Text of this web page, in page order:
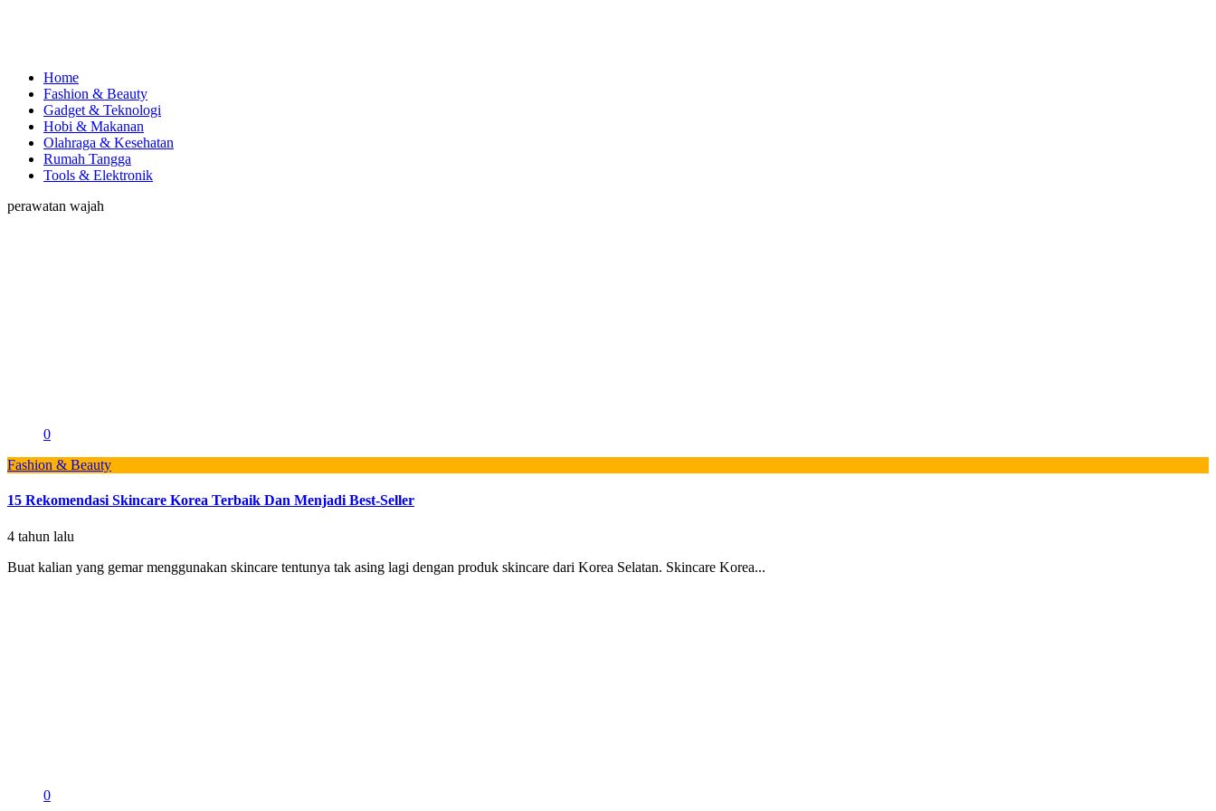
Home
Fashion & Beauty
Gadget & Teknologi
Hobi & Makanan
Olahraga & Kesehatan
Rumah Tangga
Tools & Elektronik
perawatan wajah
0
Fashion & Beauty
15 Rekomendasi Skincare Korea Terbaik Dan Menjadi Best-Seller
4 tahun lalu
Buat kalian yang gemar menggunakan skincare tentunya tak asing lagi dengan produk skincare dari Korea Selatan. Skincare Korea...
0